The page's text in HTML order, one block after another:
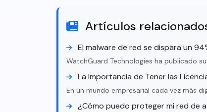
Artículos
El malware de red se dispara un
WatchGuard Technologies ha publicado
La Importancia de Tener las
En un mundo empresarial cada vez más
¿Cómo puedo proteger mi red de